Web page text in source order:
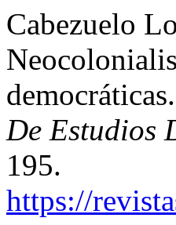
Cabezuelo
democráticas.
De Estudios
195.
https://